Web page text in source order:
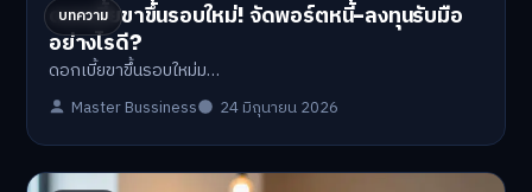
บทความ
ดอกเบี้ยขาขึ้นรอบใหม่! จัดพอร์ตหนี้-ลงทุนรับมือ
อย่างไรดี?
ดอกเบี้ยขาขึ้นรอบใหม่ม…
Master Bussiness 24 มิถุนายน 2026